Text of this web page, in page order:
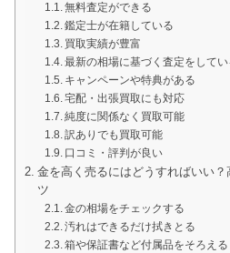
無料査定ができる
鑑定士が在籍している
買取実績が豊富
最新の相場に基づく査定をしてい
キャンペーンや特典がある
宅配・出張買取にも対応
純度に関係なく買取可能
訳ありでも買取可能
口コミ・評判が良い
金を高く売るにはどうすればいい
ツ
金の相場をチェックする
汚れはできるだけ拭きとる
箱や保証書など付属品をそろえる